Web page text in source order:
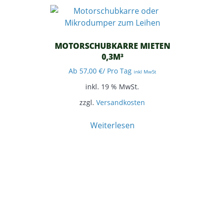
MOTORSCHUBKARRE MIETEN
0,3M³
Ab 57,00 €/ Pro Tag inkl MwSt
inkl. 19 % MwSt.
zzgl.Versandkosten
Weiterlesen